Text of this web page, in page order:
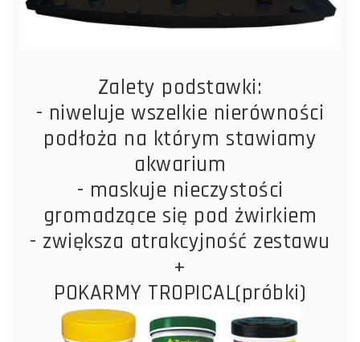
Zalety podstawki:
- niweluje wszelkie nierówności
podłoża na którym stawiamy
akwarium
- maskuje nieczystości
gromadzące się pod żwirkiem
- zwiększa atrakcyjność zestawu
+
POKARMY TROPICAL(próbki)